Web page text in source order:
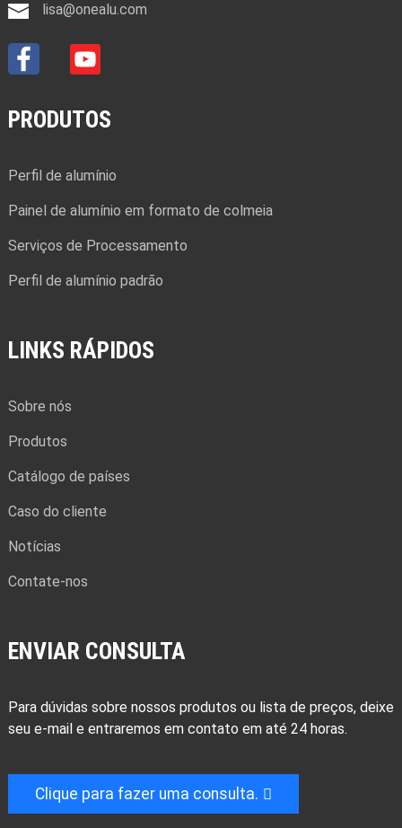
lisa@onealu.com
PRODUTOS
Perfil de alumínio
Painel de alumínio em formato de colmeia
Serviços de Processamento
Perfil de alumínio padrão
LINKS RÁPIDOS
Sobre nós
Produtos
Catálogo de países
Caso do cliente
Notícias
Contate-nos
ENVIAR CONSULTA
Para dúvidas sobre nossos produtos ou lista de preços, deixe
seu e-mail e entraremos em contato em até 24 horas.
Clique para fazer uma consulta.